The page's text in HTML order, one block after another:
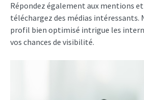
Répondez également aux mentions
téléchargez des médias intéressants.
profil bien optimisé intrigue les
vos chances de visibilité.